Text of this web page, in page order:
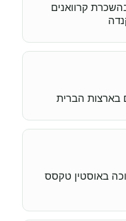
קרוואנים
בארצות הברית
באוסטין טקסס